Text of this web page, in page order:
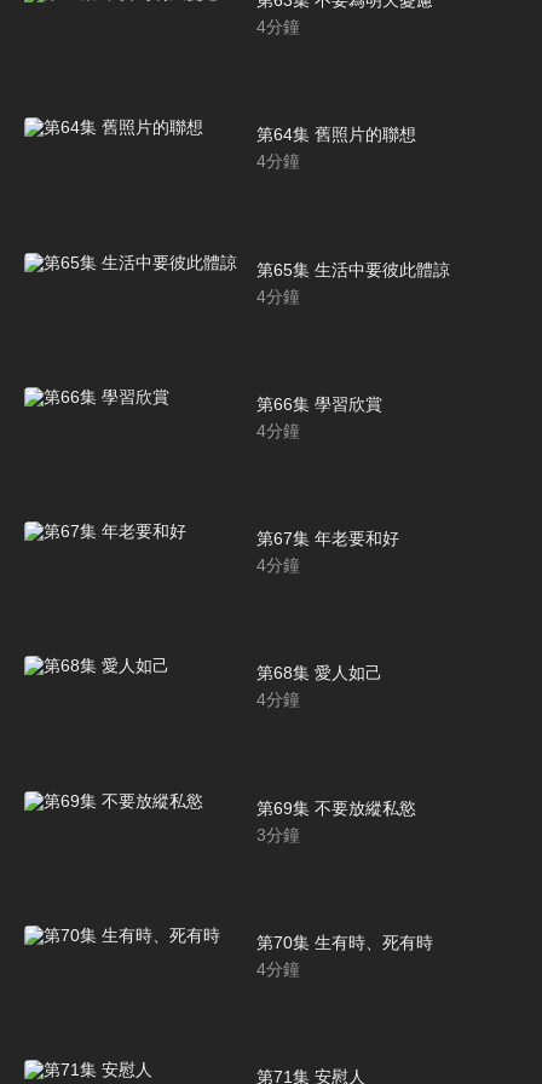
4分鐘
第64集 舊照片的聯想
4分鐘
第65集 生活中要彼此體諒
4分鐘
第66集 學習欣賞
4分鐘
第67集 年老要和好
4分鐘
第68集 愛人如己
4分鐘
第69集 不要放縱私慾
3分鐘
第70集 生有時、死有時
4分鐘
第71集 安慰人